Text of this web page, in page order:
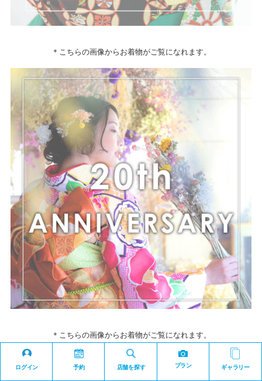
ログイン 予約 店舗を探す プラン ギャラリー
＊こちらの画像からお着物がご覧になれます。
＊こちらの画像からお着物がご覧になれます。